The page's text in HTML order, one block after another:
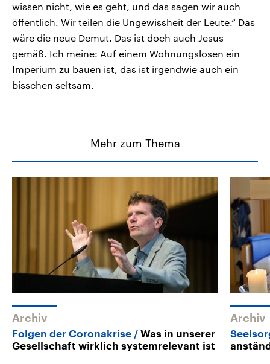
wissen nicht, wie es geht, und das sagen wir auch
öffentlich. Wir teilen die Ungewissheit der Leute.“ Das
wäre die neue Demut. Das ist doch auch Jesus
gemäß. Ich meine: Auf einem Wohnungslosen ein
Imperium zu bauen ist, das ist irgendwie auch ein
bisschen seltsam.
Mehr zum Thema
Archiv
Folgen der Coronakrise
Was in unserer
Gesellschaft wirklich systemrelevant ist
Archiv